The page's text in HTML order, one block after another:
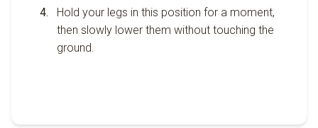
Hold your legs in this position for a moment,
then slowly lower them without touching the
ground.